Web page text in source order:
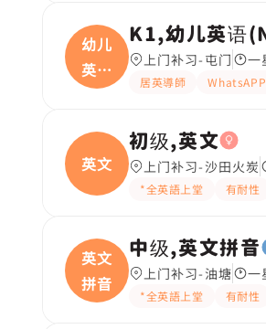
幼儿
英语
(
K1,幼儿英语
上门补习-屯门 一
居英導師
英文
初级,英文
上门补习-沙田火炭
*全英語上堂 有耐性
英文
拼音
中级,英文拼音
上门补习-油塘 一
*全英語上堂 有耐性